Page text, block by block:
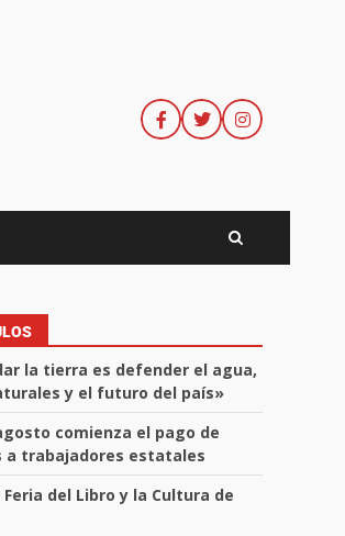
la tierra es defender el agua,
y el futuro del país»
comienza el pago de
a trabajadores estatales
Feria del Libro y la Cultura de